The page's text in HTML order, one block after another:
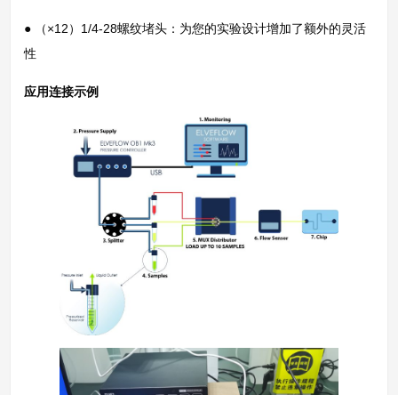
● （×12）1/4-28螺纹堵头：为您的实验设计增加了额外的灵活
性
应用连接示例